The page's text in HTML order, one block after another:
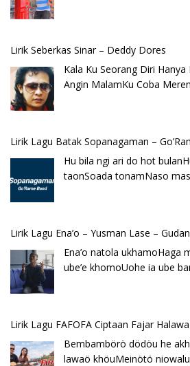
Lirik Lagu Batak Sopanagaman –
Hu bila ngi ari do hot
taonSoada tonamNaso
Lirik Lagu Ena’o – Yusman Lase –
Ena’o natola ukhamoHaga
ube’e khomoUohe ia ube
Lirik Lagu FAFOFA Ciptaan Fajar Halawa
Bembambörö dödöu he
lawaö khöuMeinötö
Lirik Lagu Cinta Mati – Fajar Halawa
Tenga sakali nouwao khuo
wa’omasiTabato ia taroi